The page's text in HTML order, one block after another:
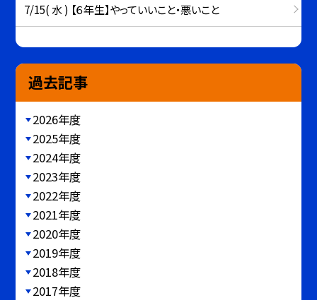
7/15( 水 ) 【６年生】やっていいこと・悪いこと
過去記事
2026年度
2025年度
2024年度
2023年度
2022年度
2021年度
2020年度
2019年度
2018年度
2017年度